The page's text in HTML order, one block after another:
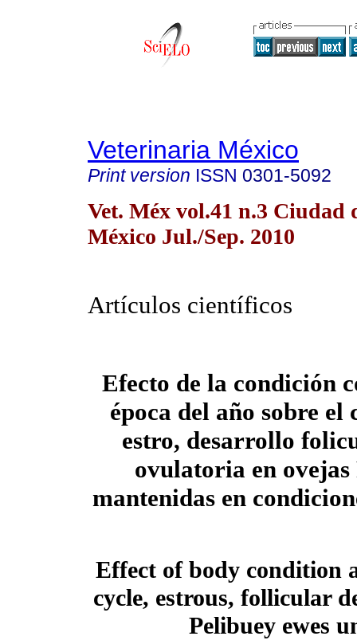
Veterinaria México
Print version ISSN 0301-5092
Vet. Méx vol.41 n.3 Ciudad
México Jul./Sep. 2010
Artículos científicos
Efecto de la condición
época del año sobre el
estro, desarrollo
ovulatoria en ovejas
mantenidas en
Effect of body condition
cycle, estrous, follicular
Pelibuey ewes